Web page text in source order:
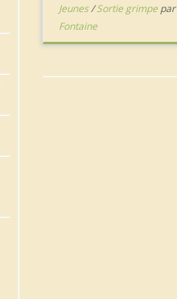
Jeunes/Sortie grimpe par
Fontaine